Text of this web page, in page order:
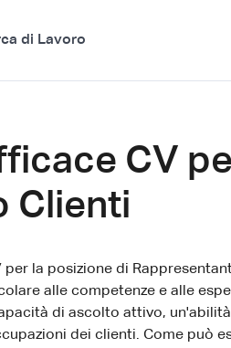
di Lavoro
CV
Clienti
per la posizione di
alle competenze e alle
di ascolto attivo,
dei clienti. Come può